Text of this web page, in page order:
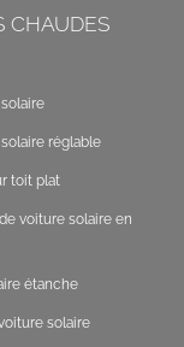
CHAUDES
réglable
toit plat
voiture solaire en
étanche
solaire